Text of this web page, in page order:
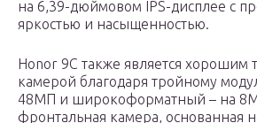
на 6,39-дюймовом IPS-дисплее с
яркостью и насыщенностью.
Honor 9C также является хорошим
камерой благодаря тройному
48МП и широкоформатный – на
фронтальная камера, основанная